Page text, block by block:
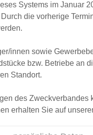
Systems im Januar
die vorherige
innen sowie
bzw. Betriebe an
Standort.
des Zweckverbandes
erhalten Sie auf